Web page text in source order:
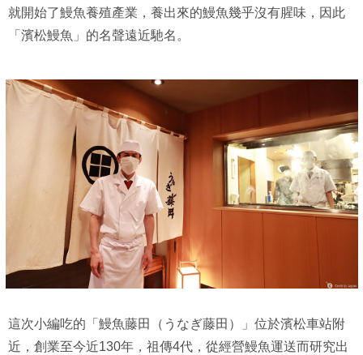
就開始了鰻魚養殖產業，養出來的鰻魚幾乎沒有腥味，因此
「濱松鰻魚」的名聲遠近馳名。
這次小編吃的「鰻魚藤田（うなぎ藤田）」位於濱松車站附
近，創業至今近130年，祖傳4代，從經營鰻魚運送而研究出